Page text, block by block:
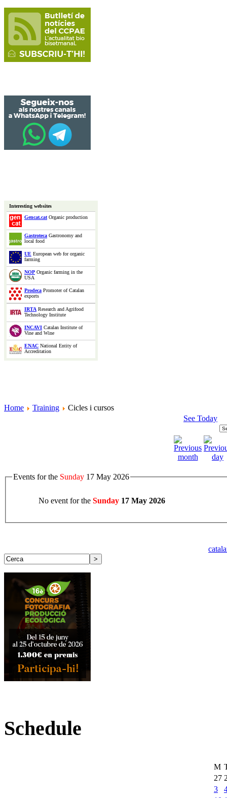
Interesting websites
Gencat.catOrganic production
Gastroteca Gastronomy and
local food
UE European web for organic
farming
NOP Organic farming in the
USA
Prodeca Promoter of Catalan
exports
IRTA Research and Agrifood
Technology Institute
INCAVI Catalan Institute of
Vine and Wine
ENAC National Entity of
Accreditation
Home Training
Cicles i cursos
See Today
Events for the Sunday 17 May 2026
No event for the Sunday 17 May 2026
Schedule
M
27
3